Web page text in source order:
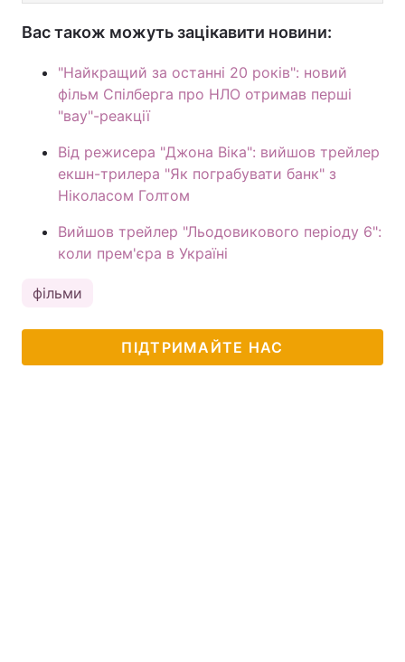
Вас також можуть зацікавити новини:
"Найкращий за останні 20 років": новий
фільм Спілберга про НЛО отримав перші
"вау"-реакції
Від режисера "Джона Віка": вийшов трейлер
екшн-трилера "Як пограбувати банк" з
Ніколасом Голтом
Вийшов трейлер "Льодовикового періоду 6":
коли прем'єра в Україні
фільми
ПІДТРИМАЙТЕ НАС